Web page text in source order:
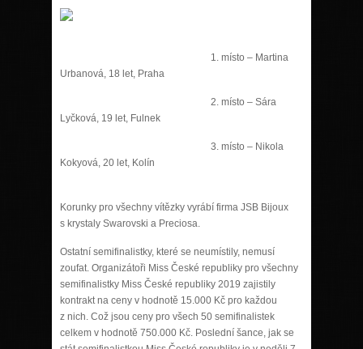
1. místo – Martina
Urbanová, 18 let, Praha
2. místo – Sára
Lyčková, 19 let, Fulnek
3. místo – Nikola
Kokyová, 20 let, Kolín
Korunky pro všechny vítězky vyrábí firma JSB Bijoux
s krystaly Swarovski a Preciosa.
Ostatní semifinalistky, které se neumístily, nemusí
zoufat. Organizátoři Miss České republiky pro všechny
semifinalistky Miss České republiky 2019 zajistily
kontrakt na ceny v hodnotě 15.000 Kč pro každou
z nich. Což jsou ceny pro všech 50 semifinalistek
celkem v hodnotě 750.000 Kč. Poslední šance, jak se